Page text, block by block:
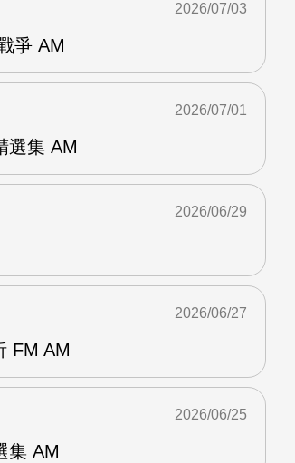
爭 AM
2026/07/03
選集 AM
2026/07/01
2026/06/29
FM AM
2026/06/27
集 AM
2026/06/25